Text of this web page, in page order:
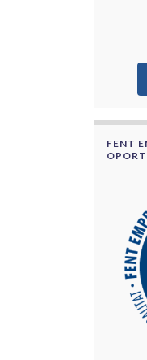
FENT